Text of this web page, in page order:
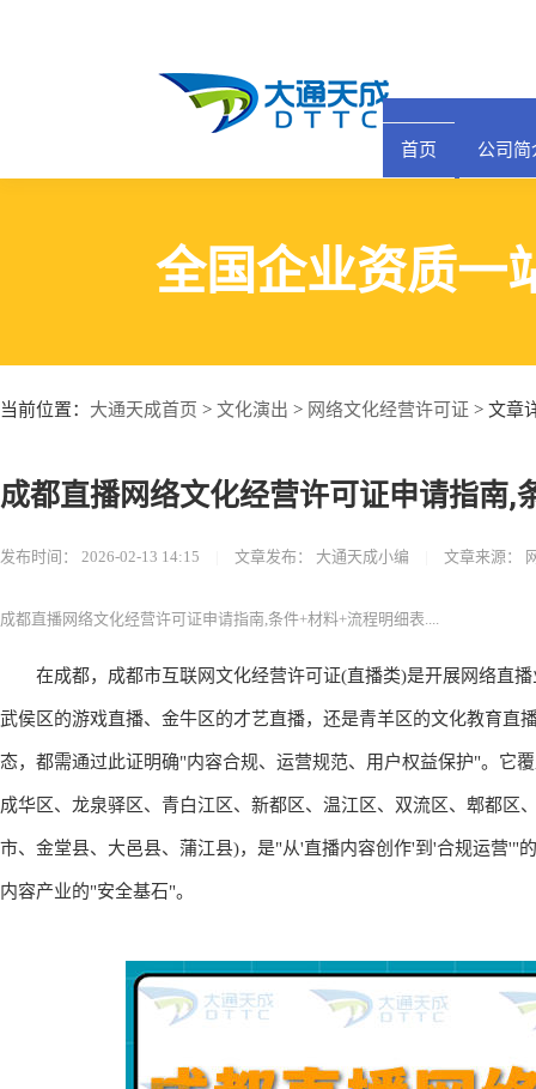
首页 公司简
全国企业资质一
当前位置： 大通天成首页 > 文化演出 > 网络文化经营许可证 > 文章
成都直播网络文化经营许可证申请指南,
发布时间： 2026-02-13 14:15 文章发布： 大通天成小编 文章来源：
成都直播网络文化经营许可证申请指南,条件+材料+流程明细表....
在成都，成都市互联网文化经营许可证(直播类)是开展网络直
武侯区的游戏直播、金牛区的才艺直播，还是青羊区的文化教育直
态，都需通过此证明确"内容合规、运营规范、用户权益保护"。它
成华区、龙泉驿区、青白江区、新都区、温江区、双流区、郫都区
市、金堂县、大邑县、蒲江县)，是"从'直播内容创作'到'合规运营'"
内容产业的"安全基石"。